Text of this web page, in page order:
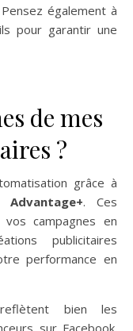
également à
pour garantir une
de mes
?
grâce à
Advantage+. Ces
campagnes en
publicitaires
performance en
bien les
sur Facebook.